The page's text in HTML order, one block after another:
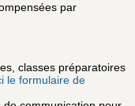
par
classes préparatoires
le formulaire de